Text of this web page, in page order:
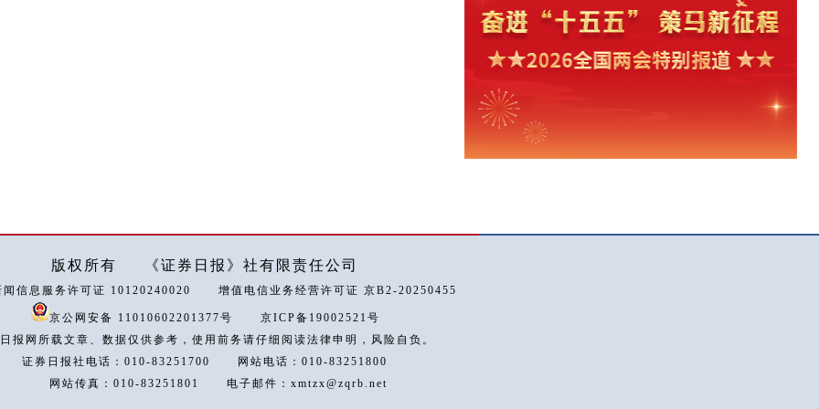
版权所有 《证券日报》社有限责任公司
闻信息服务许可证 10120240020 增值电信业务经营许可证 京B2-20250455
京公网安备 11010602201377号
京ICP备19002521号
报网所载文章、数据仅供参考，使用前务请仔细阅读法律申明，风险自负。
证券日报社电话：010-83251700
网站电话：010-83251800
网站传真：010-83251801
电子邮件：xmtzx@zqrb.net